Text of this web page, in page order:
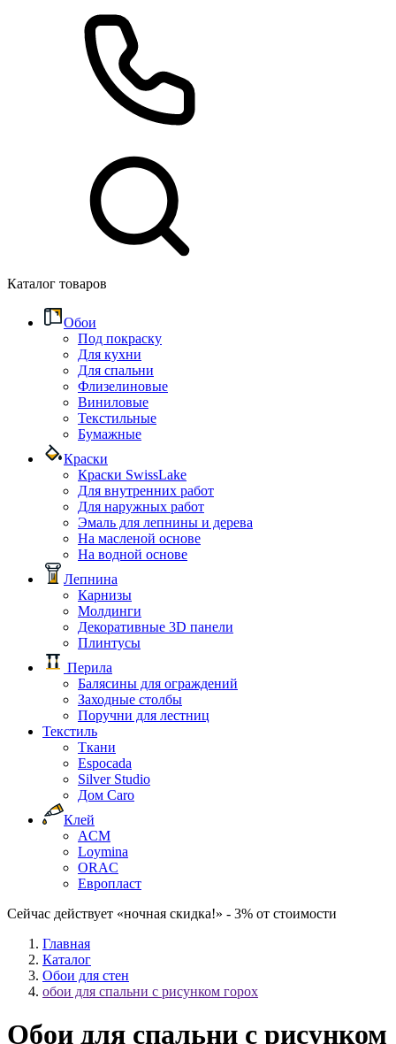
Каталог товаров
Обои
Под покраску
Для кухни
Для спальни
Флизелиновые
Виниловые
Текстильные
Бумажные
Краски
Краски SwissLake
Для внутренних работ
Для наружных работ
Эмаль для лепнины и дерева
На масленой основе
На водной основе
Лепнина
Карнизы
Молдинги
Декоративные 3D панели
Плинтусы
Перила
Балясины для ограждений
Заходные столбы
Поручни для лестниц
Текстиль
Ткани
Espocada
Silver Studio
Дом Caro
Клей
ACM
Loymina
ORAC
Европласт
Сейчас действует «ночная скидка!» - 3% от стоимости
Главная
Каталог
Обои для стен
обои для спальни с рисунком горох
Обои для спальни с рисунком